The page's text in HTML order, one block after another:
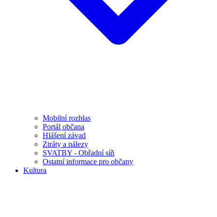
Mobilní rozhlas
Portál občana
Hlášení závad
Ztráty a nálezy
SVATBY - Obřadní síň
Ostatní informace pro občany
Kultura